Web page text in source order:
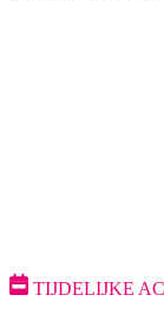
TIJDELIJKE